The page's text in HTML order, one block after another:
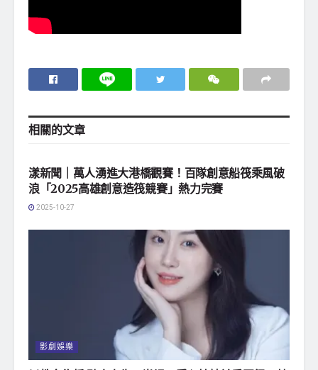
相關的文章
漾新聞｜萬人湧進大港橋觀賽！百隊創意船筏乘風破
浪「2025高雄創意造筏競賽」熱力完賽
2025-10-27
影劇娛樂